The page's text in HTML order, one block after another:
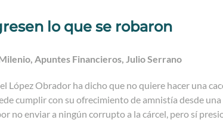
lo que se robaron
Apuntes Financieros, Julio Serrano
López Obrador ha dicho que no quiere hacer una
cumplir con su ofrecimiento de amnistía desde
no enviar a ningún corrupto a la cárcel, pero sí